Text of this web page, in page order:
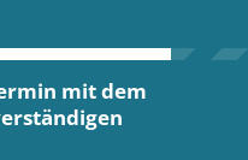
mit dem